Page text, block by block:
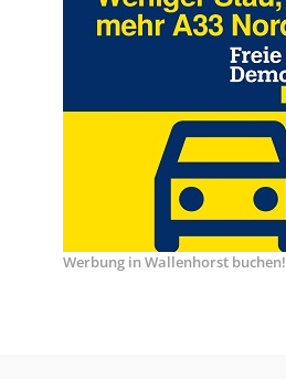
Werbung in Wallenhorst buchen!